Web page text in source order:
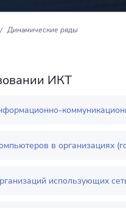
Динамические ряды
ИКТ
в организациях
использующих